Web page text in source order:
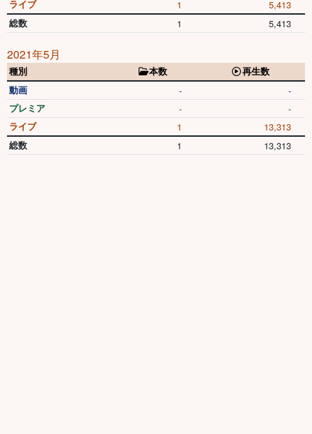
ライブ 1 5,413
総数 1 5,413
2021年5月
種別 本数
再生数
動画
- -
プレミア - -
ライブ 1 13,313
総数 1 13,313